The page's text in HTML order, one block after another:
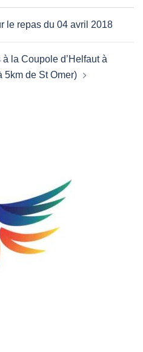
le repas du 04 avril 2018
la Coupole d’Helfaut à
5km de St Omer)